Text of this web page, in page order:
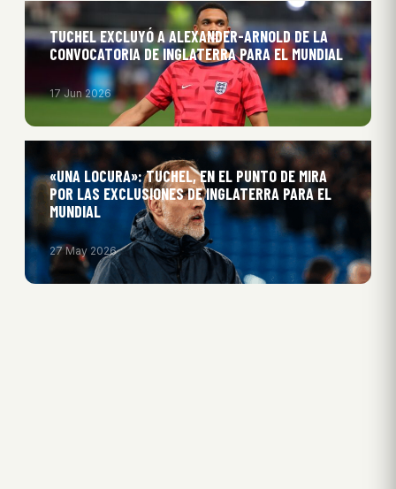
TUCHEL EXCLUYÓ A ALEXANDER-ARNOLD DE LA
CONVOCATORIA DE INGLATERRA PARA EL MUNDIAL
17 Jun 2026
«UNA LOCURA»: TUCHEL, EN EL PUNTO DE MIRA
POR LAS EXCLUSIONES DE INGLATERRA PARA EL
MUNDIAL
27 May 2026